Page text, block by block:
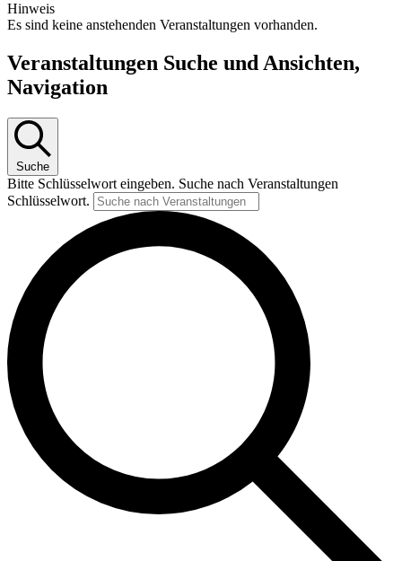
Hinweis
Es sind keine anstehenden Veranstaltungen vorhanden.
Veranstaltungen Suche und Ansichten,
Navigation
Suche
Bitte Schlüsselwort eingeben. Suche nach Veranstaltungen
Schlüsselwort.